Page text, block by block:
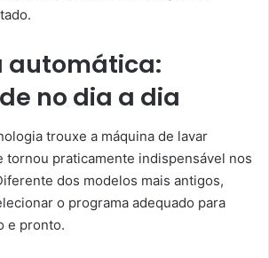
automática:
no dia a dia
trouxe a máquina de lavar
tornou praticamente indispensável nos
dos modelos mais antigos,
o programa adequado para
e pronto.